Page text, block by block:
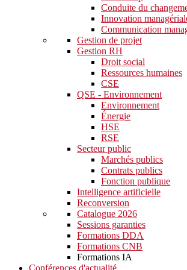
Conduite du
Innovation
Communication
Gestion de projet
Gestion RH
Droit social
Ressources humaines
CSE
QSE - Environnement
Environnement
Énergie
HSE
RSE
Secteur public
Marchés publics
Contrats publics
Fonction publique
Intelligence artificielle
Reconversion
Catalogue 2026
Sessions garanties
Formations DDA
Formations CNB
Formations IA
Conférences d'actualité